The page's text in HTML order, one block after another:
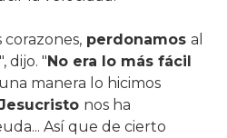
perdonamos al
dijo. "No era lo más fácil
manera lo hicimos
nos ha
Así que de cierto